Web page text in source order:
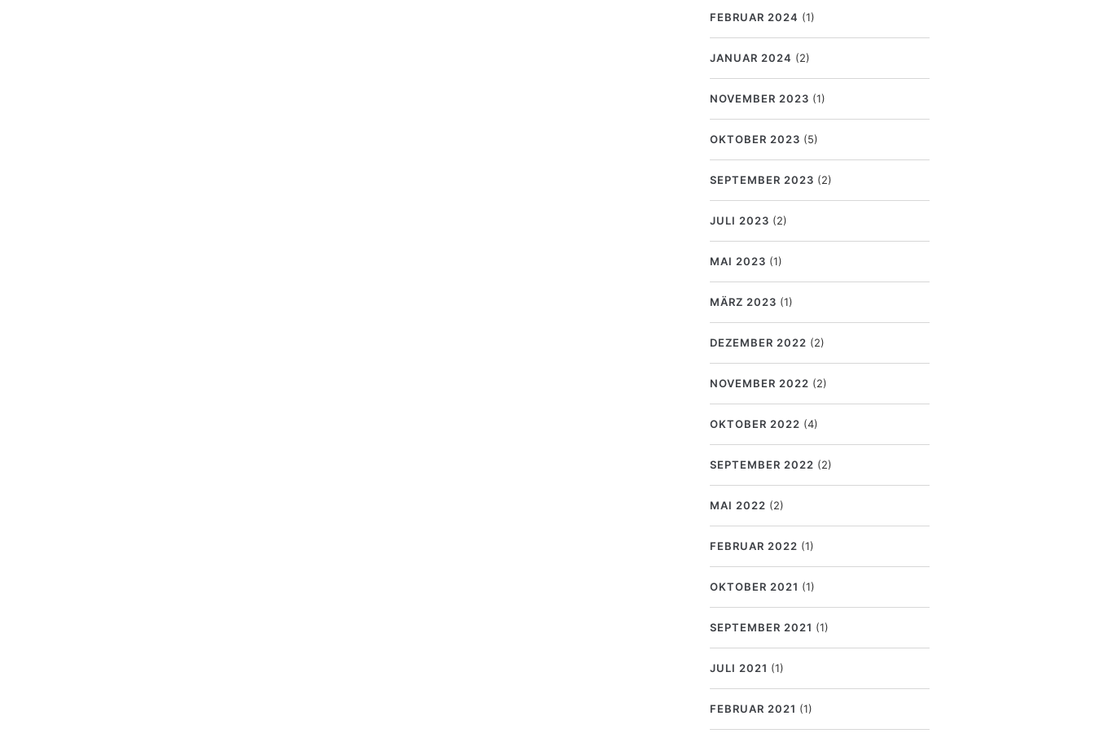
FEBRUAR 2024 (1)
JANUAR 2024 (2)
NOVEMBER 2023 (1)
OKTOBER 2023 (5)
SEPTEMBER 2023 (2)
JULI 2023 (2)
MAI 2023 (1)
MÄRZ 2023 (1)
DEZEMBER 2022 (2)
NOVEMBER 2022 (2)
OKTOBER 2022 (4)
SEPTEMBER 2022 (2)
MAI 2022 (2)
FEBRUAR 2022 (1)
OKTOBER 2021 (1)
SEPTEMBER 2021 (1)
JULI 2021 (1)
FEBRUAR 2021 (1)